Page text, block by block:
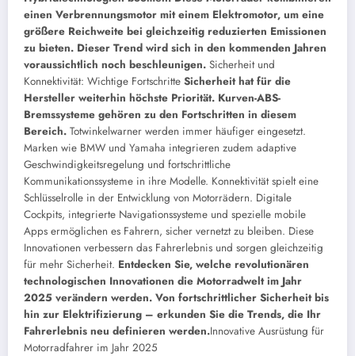
einen Verbrennungsmotor mit einem Elektromotor, um eine
größere Reichweite bei gleichzeitig reduzierten Emissionen
zu bieten. Dieser Trend wird sich in den kommenden Jahren
voraussichtlich noch beschleunigen. Sicherheit und
Konnektivität: Wichtige Fortschritte Sicherheit hat für die
Hersteller weiterhin höchste Priorität. Kurven-ABS-
Bremssysteme gehören zu den Fortschritten in diesem
Bereich. Totwinkelwarner werden immer häufiger eingesetzt.
Marken wie BMW und Yamaha integrieren zudem adaptive
Geschwindigkeitsregelung und fortschrittliche
Kommunikationssysteme in ihre Modelle. Konnektivität spielt eine
Schlüsselrolle in der Entwicklung von Motorrädern. Digitale
Cockpits, integrierte Navigationssysteme und spezielle mobile
Apps ermöglichen es Fahrern, sicher vernetzt zu bleiben. Diese
Innovationen verbessern das Fahrerlebnis und sorgen gleichzeitig
für mehr Sicherheit. Entdecken Sie, welche revolutionären
technologischen Innovationen die Motorradwelt im Jahr
2025 verändern werden. Von fortschrittlicher Sicherheit bis
hin zur Elektrifizierung – erkunden Sie die Trends, die Ihr
Fahrerlebnis neu definieren werden.Innovative Ausrüstung für
Motorradfahrer im Jahr 2025